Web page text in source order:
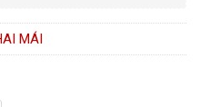
MÁI